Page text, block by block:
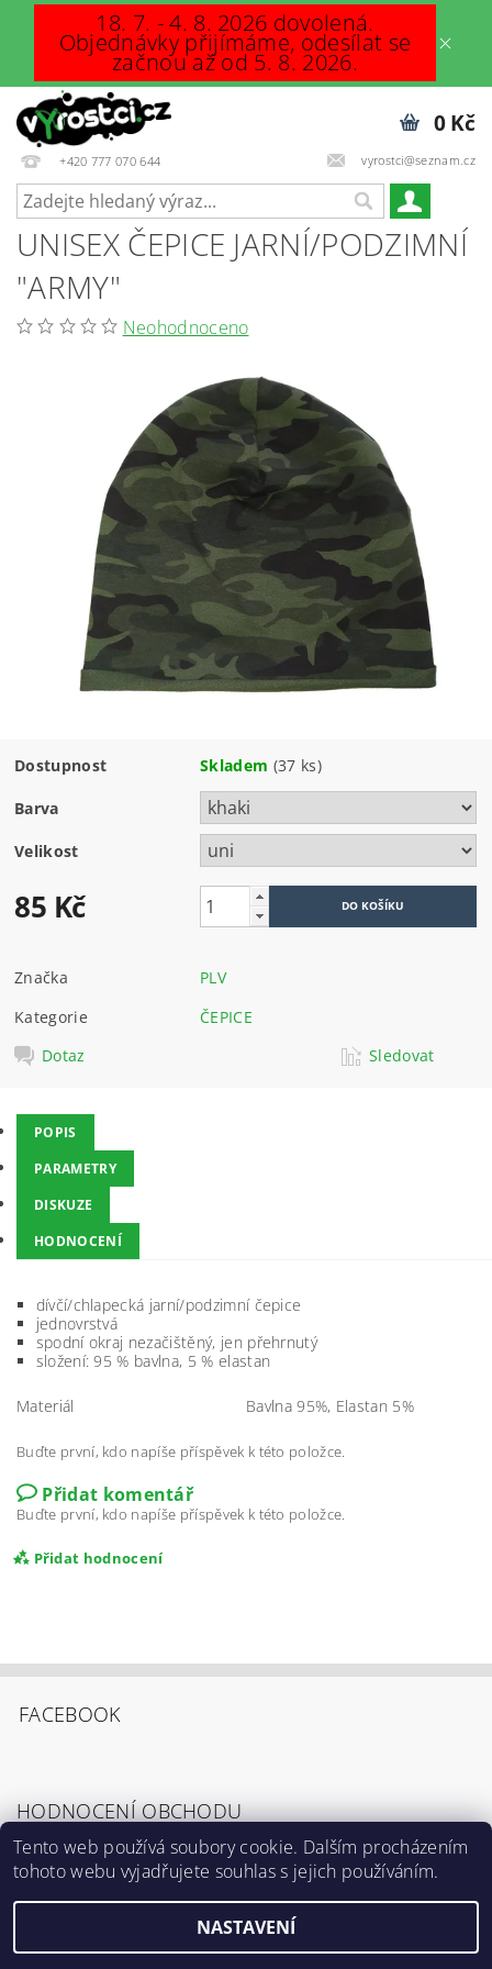
18. 7. - 4. 8. 2026 dovolená.
Objednávky přijímáme, odesílat se
začnou až od 5. 8. 2026.
+420 777 070 644 vyrostci@seznam.cz
0 Kč
UNISEX ČEPICE JARNÍ/PODZIMNÍ
"ARMY"
Neohodnoceno
Dostupnost Skladem (37 ks)
Barva
Velikost
85 Kč
Značka
PLV
Kategorie
ČEPICE
Dotaz
Sledovat
POPIS
PARAMETRY
DISKUZE
HODNOCENÍ
dívčí/chlapecká jarní/podzimní čepice
jednovrstvá
spodní okraj nezačištěný, jen přehrnutý
složení: 95 % bavlna, 5 % elastan
Materiál Bavlna 95%, Elastan 5%
Buďte první, kdo napíše příspěvek k této položce.
Přidat komentář
Buďte první, kdo napíše příspěvek k této položce.
Přidat hodnocení
Souhlasím sPodmínkami ochrany osobních
FACEBOOK
HODNOCENÍ OBCHODU
Zobrazit všechna hodnocení obchodu
2026 ©Výrostci.cz, všechna práva vyhrazena
Tento web používá soubory cookie. Dalším procházením
tohoto webu vyjadřujete souhlas s jejich používáním.
NASTAVENÍ